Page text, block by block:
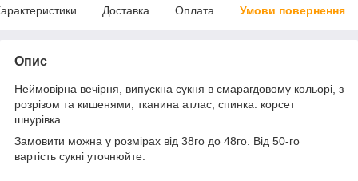
Доставка Оплата Умови повернення
Опис
Неймовірна вечірня, випускна сукня в смарагдовому кольорі, з
розрізом та кишенями, тканина атлас, спинка: корсет
шнурівка.
Замовити можна у розмірах від 38го до 48го. Від 50-го
вартість сукні уточнюйте.